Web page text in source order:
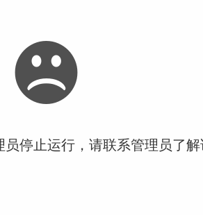
停止运行，请联系管理员了